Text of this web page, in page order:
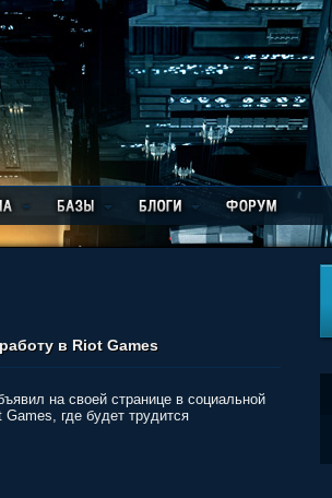
в Riot Games
на своей странице в социальной
где будет трудится